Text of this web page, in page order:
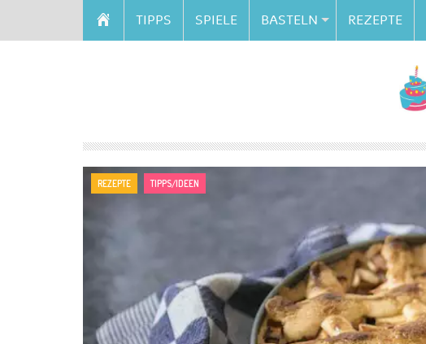
TIPPS SPIELE BASTELN REZEPTE
REZEPTE TIPPS/IDEEN